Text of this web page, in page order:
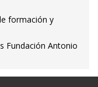
formación y
Fundación Antonio